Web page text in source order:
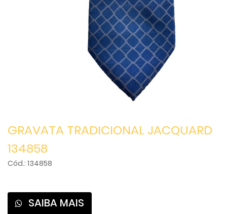
GRAVATA TRADICIONAL JACQUARD
134858
Cód.: 134858
SAIBA MAIS